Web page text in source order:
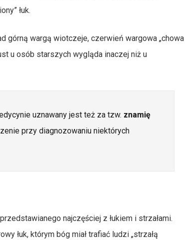
łuk.
górną wargą wiotczeje, czerwień wargowa „chowa
u osób starszych wygląda inaczej niż u
uznawany jest też za tzw. znamię
przy diagnozowaniu niektórych
przedstawianego najczęściej z łukiem i strzałami.
łuk, którym bóg miał trafiać ludzi „strzałą